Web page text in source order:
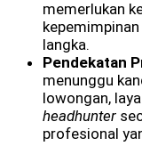
memerlukan
langka.
Pendekatan
menunggu
lowongan,
headhunter
profesional